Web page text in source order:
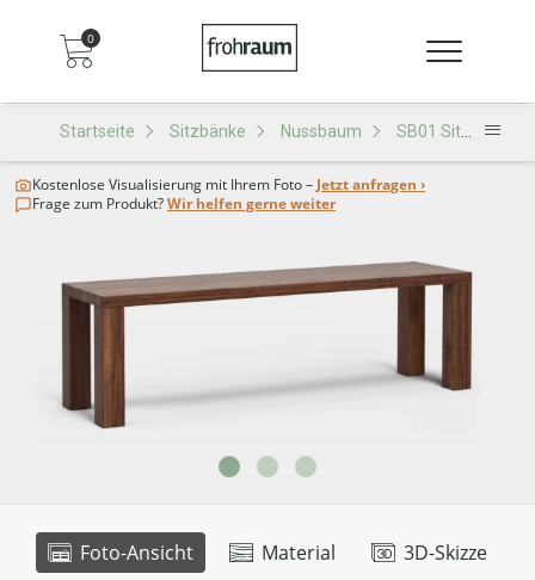
0
Startseite Sitzbänke Nussbaum SB01 Sitzbank
Foto-Ansicht Material 3D-Skizze
Kostenlose Visualisierung mit Ihrem Foto – Jetzt anfragen ›
Frage zum Produkt?Wir helfen gerne weiter